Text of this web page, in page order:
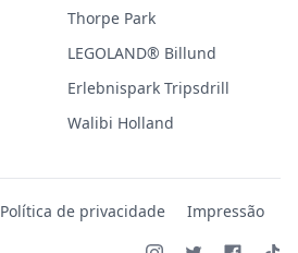
Thorpe Park
LEGOLAND® Billund
Erlebnispark Tripsdrill
Walibi Holland
Política de privacidade Impressão